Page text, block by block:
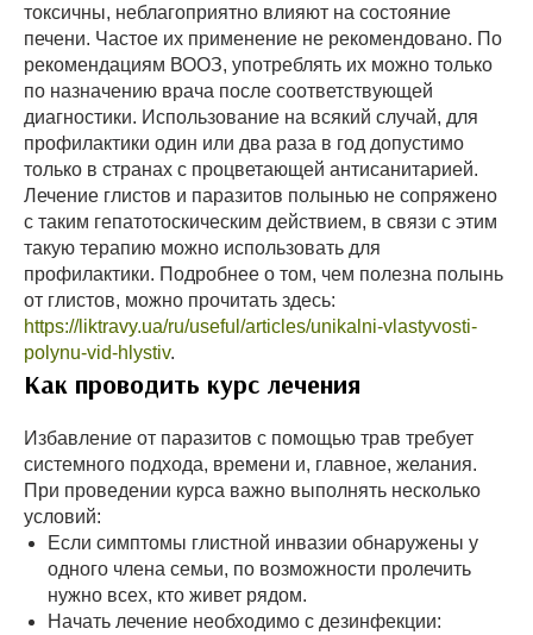
токсичны, неблагоприятно влияют на состояние
печени. Частое их применение не рекомендовано. По
рекомендациям ВООЗ, употреблять их можно только
по назначению врача после соответствующей
диагностики. Использование на всякий случай, для
профилактики один или два раза в год допустимо
только в странах с процветающей антисанитарией.
Лечение глистов и паразитов полынью не сопряжено
с таким гепатотоскическим действием, в связи с этим
такую терапию можно использовать для
профилактики. Подробнее о том, чем полезна полынь
от глистов, можно прочитать здесь:
https://liktravy.ua/ru/useful/articles/unikalni-vlastyvosti-
polynu-vid-hlystiv.
Как проводить курс лечения
Избавление от паразитов с помощью трав требует
системного подхода, времени и, главное, желания.
При проведении курса важно выполнять несколько
условий:
Если симптомы глистной инвазии обнаружены у
одного члена семьи, по возможности пролечить
нужно всех, кто живет рядом.
Начать лечение необходимо с дезинфекции: